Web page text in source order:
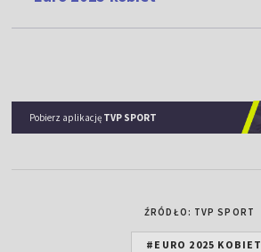
Pobierz aplikację TVP SPORT
ŹRÓDŁO: TVP SPORT
#EURO 2025 KOBIET